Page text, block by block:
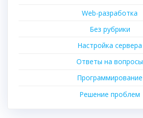
Web-разработка
Без рубрики
Настройка сервера
Ответы на вопросы
Программирование
Решение проблем